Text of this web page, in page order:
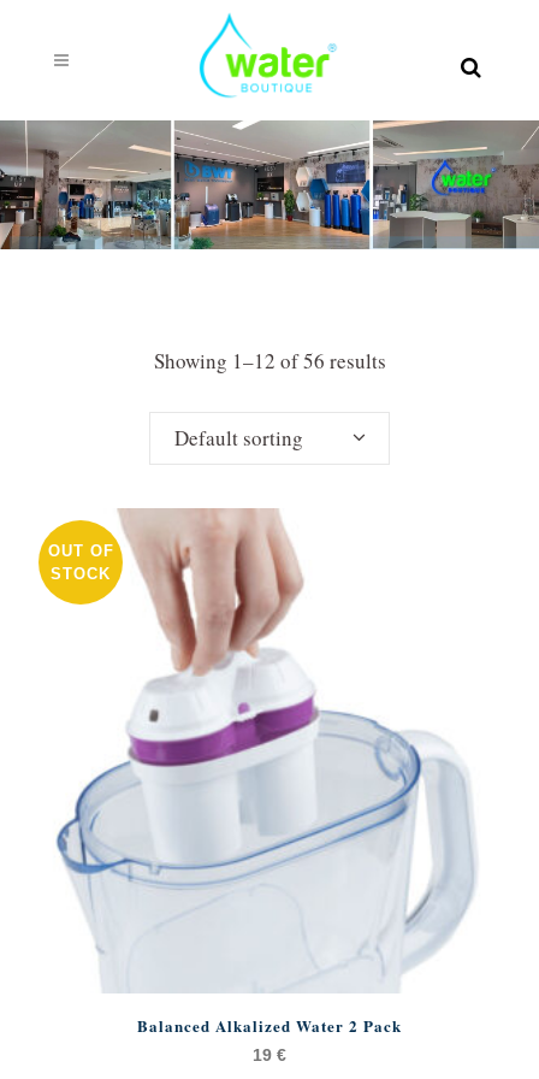
Showing 1–12 of 56 results
Default sorting
OUT OF
STOCK
Balanced Alkalized Water 2 Pack
19 €